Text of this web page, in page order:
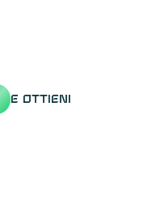
e ottieni